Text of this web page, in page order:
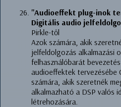
"Audioeffekt plug-inok
Digitális audio
Pirkle-től
Azok számára, akik
jelfeldolgozás alkalmazási
felhasználóbarát
audioeffektek tervezésébe
számára, akik szeretnék
alkalmazható a DSP valós
létrehozására.